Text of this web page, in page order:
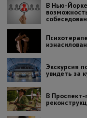
В Нью-
Экскурсия
увидеть за
В